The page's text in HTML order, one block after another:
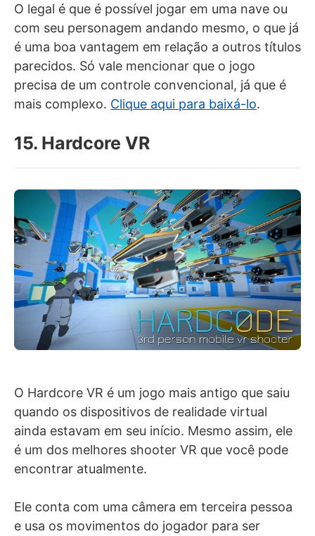
O legal é que é possível jogar em uma nave ou
com seu personagem andando mesmo, o que já
é uma boa vantagem em relação a outros títulos
parecidos. Só vale mencionar que o jogo
precisa de um controle convencional, já que é
mais complexo. Clique aqui para baixá-lo.
15. Hardcore VR
O Hardcore VR é um jogo mais antigo que saiu
quando os dispositivos de realidade virtual
ainda estavam em seu início. Mesmo assim, ele
é um dos melhores shooter VR que você pode
encontrar atualmente.
Ele conta com uma câmera em terceira pessoa
e usa os movimentos do jogador para ser